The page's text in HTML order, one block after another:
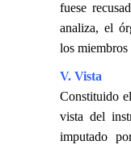
fuese
analiza, el
los miembros
V. Vista
Constituido
vista del
imputado